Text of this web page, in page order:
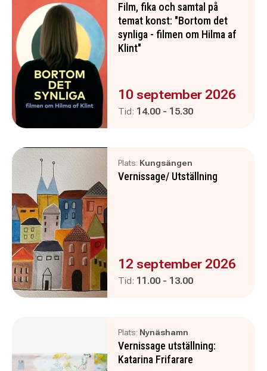
Film, fika och samtal på
temat konst: "Bortom det
synliga - filmen om Hilma af
Klint"
Evenemanget är :
10 september 2026
Tid: Pågår mellan
14.00 - och
15.30
Plats: Kungsängen
Vernissage/ Utställning
Evenemanget är :
12 september 2026
Tid: Pågår mellan
11.00 - och
13.00
Plats: Nynäshamn
Vernissage utställning:
Katarina Frifarare